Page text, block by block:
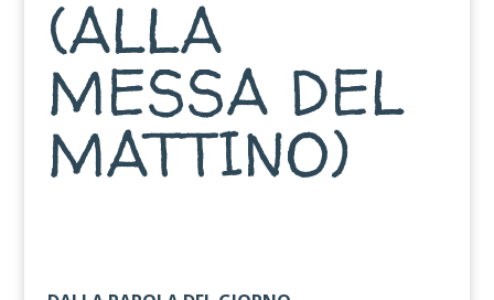
(ALLA
MESSA DEL
MATTINO)